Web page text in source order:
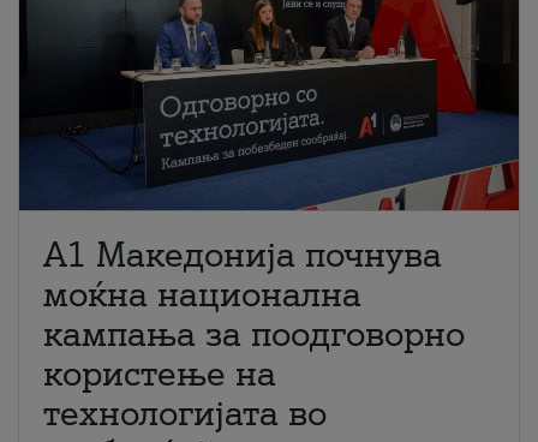
A1 Македонија почнува
моќна национална
кампања за поодговорно
користење на
технологијата во